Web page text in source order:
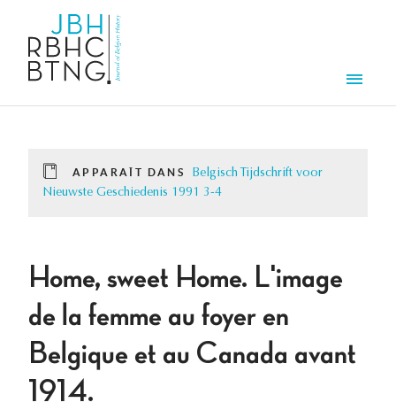
APPARAÎT DANS
Belgisch Tijdschrift voor
Nieuwste Geschiedenis 1991 3-4
Home, sweet Home. L'image
de la femme au foyer en
Belgique et au Canada avant
1914.